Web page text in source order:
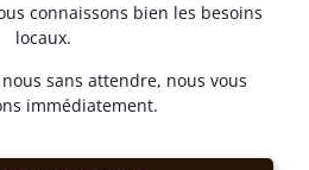
connaissons bien les besoins
locaux.
sans attendre, nous vous
immédiatement.